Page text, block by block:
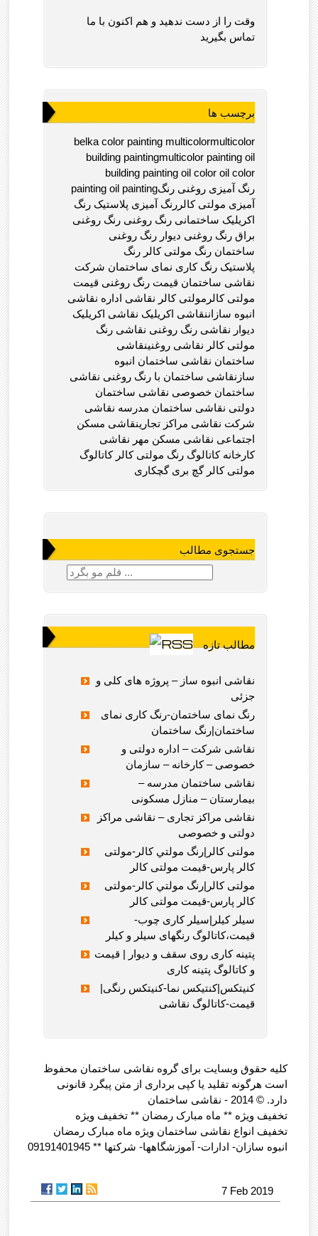
وقت را از دست ندهید و هم اکنون با ما
تماس بگیرید
برچسب ها
belka color painting multicolormulticolor
building paintingmulticolor painting oil
building painting oil color oil color
painting oil paintingرنگ آمیزی روغنی رنگ
آمیزی مولتی کالررنگ آمیزی پلاستیک رنگ
اکریلیک ساختمانی رنگ روغنی رنگ روغنی
براق رنگ روغنی دیوار رنگ روغنی
ساختمان رنگ مولتی کالر رنگ
پلاستیک رنگ کاری نمای ساختمان شرکت
نقاشی ساختمان قیمت رنگ روغنی قیمت
مولتی کالرمولتی کالر نقاشی اداره نقاشی
انبوه سازاننقاشی اکریلیک نقاشی اکریلیک
دیوار نقاشی رنگ روغنی نقاشی رنگ
مولتی کالر نقاشی روغنینقاشی
ساختمان نقاشی ساختمان انبوه
سازنقاشی ساختمان با رنگ روغنی نقاشی
ساختمان خصوصی نقاشی ساختمان
دولتی نقاشی ساختمان مدرسه نقاشی
شرکت نقاشی مراکز تجارینقاشی مسکن
اجتماعی نقاشی مسکن مهر نقاشی
کارخانه کاتالوگ رنگ مولتی کالر کاتالوگ
مولتی کالر گچ بری گچکاری
جستجوی مطالب
مطالب تازه
نقاشی انبوه ساز – پروژه های کلی و
جزئی
رنگ نمای ساختمان-رنگ کاری نمای
ساختمان|رنگ ساختمان
نقاشی شرکت – اداره دولتی و
خصوصی – کارخانه – سازمان
نقاشی ساختمان مدرسه –
بیمارستان – منازل مسکونی
نقاشی مراکز تجاری – نقاشی مراکز
دولتی و خصوصی
مولتی کالر|رنگ مولتي کالر-مولتی
کالر پارس-قیمت مولتی کالر
مولتی کالر|رنگ مولتي کالر-مولتی
کالر پارس-قیمت مولتی کالر
سیلر کیلر|سیلر کاری چوب-
قیمت،کاتالوگ رنگهای سیلر و کیلر
پتینه کاری روی سقف و دیوار | قیمت
و کاتالوگ پتینه کاری
کنیتکس|کنتیکس نما-کنیتکس رنگی|
قیمت-کاتالوگ نقاشی
کلیه حقوق وبسايت برای گروه نقاشی ساختمان محفوظ
است هرگونه تقلید یا کپی برداری از متن پیگرد قانونی
دارد. © 2014 - نقاشی ساختمان
تخفیف ویژه ** ماه مبارک رمضان ** تخفیف ویژه
تخفیف انواع نقاشی ساختمان ویژه ماه مبارک رمضان
انبوه سازان- ادارات- آموزشگاهها- شرکتها ** 09191401945
7 Feb 2019